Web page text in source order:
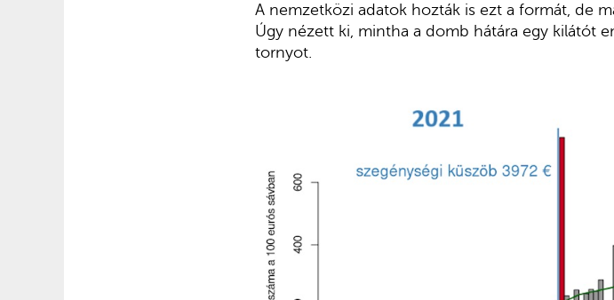
A nemzetközi adatok hozták is ezt a formát, de
Úgy nézett ki, mintha a domb hátára egy kilátót
tornyot.